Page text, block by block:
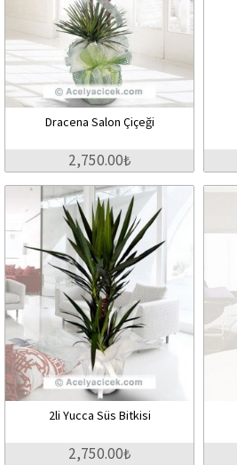
Dracena Salon Çiçeği
2,750.00₺
2li Yucca Süs Bitkisi
2,750.00₺